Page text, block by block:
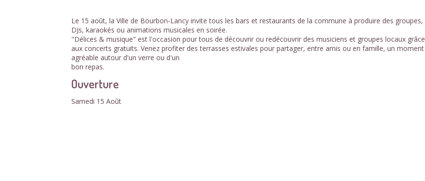
Le 15 août, la Ville de Bourbon-Lancy invite tous les bars et restaurants de la commune à produire des groupes,
DJs, karaokés ou animations musicales en soirée.
"Délices & musique" est l'occasion pour tous de découvrir ou redécouvrir des musiciens et groupes locaux grâce
aux concerts gratuits. Venez profiter des terrasses estivales pour partager, entre amis ou en famille, un moment
agréable autour d'un verre ou d'un
bon repas.
Ouverture
Samedi 15 Août